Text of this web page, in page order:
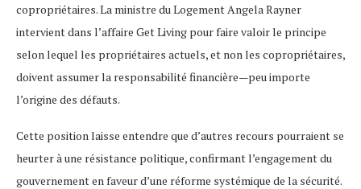
copropriétaires. La ministre du Logement Angela Rayner
intervient dans l’affaire Get Living pour faire valoir le principe
selon lequel les propriétaires actuels, et non les copropriétaires,
doivent assumer la responsabilité financière—peu importe
l’origine des défauts.
Cette position laisse entendre que d’autres recours pourraient se
heurter à une résistance politique, confirmant l’engagement du
gouvernement en faveur d’une réforme systémique de la sécurité.